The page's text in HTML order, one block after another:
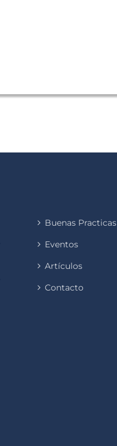
Buenas Practicas
Eventos
Artículos
Contacto